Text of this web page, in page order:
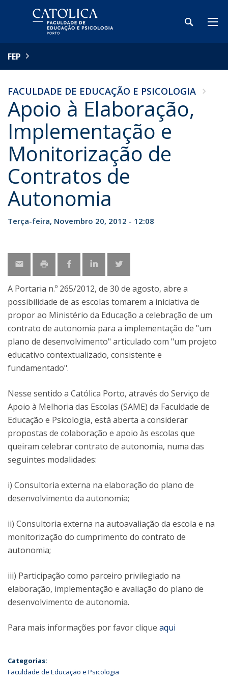
FEP
FACULDADE DE EDUCAÇÃO E PSICOLOGIA
Apoio à Elaboração,
Implementação e
Monitorização de
Contratos de
Autonomia
Terça-feira, Novembro 20, 2012 - 12:08
A Portaria n.º 265/2012, de 30 de agosto, abre a
possibilidade de as escolas tomarem a iniciativa de
propor ao Ministério da Educação a celebração de um
contrato de autonomia para a implementação de "um
plano de desenvolvimento" articulado com "um projeto
educativo contextualizado, consistente e
fundamentado".
Nesse sentido a Católica Porto, através do Serviço de
Apoio à Melhoria das Escolas (SAME) da Faculdade de
Educação e Psicologia, está aberta a considerar
propostas de colaboração e apoio às escolas que
queiram celebrar contrato de autonomia, numa das
seguintes modalidades:
i) Consultoria externa na elaboração do plano de
desenvolvimento da autonomia;
ii) Consultoria externa na autoavaliação da escola e na
monitorização do cumprimento do contrato de
autonomia;
iii) Participação como parceiro privilegiado na
elaboração, implementação e avaliação do plano de
desenvolvimento de autonomia.
Para mais informações por favor clique aqui
Categorias:
Faculdade de Educação e Psicologia